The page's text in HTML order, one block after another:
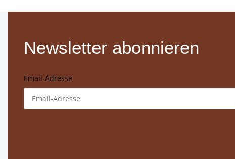
Newsletter abonnieren
Email-Adresse